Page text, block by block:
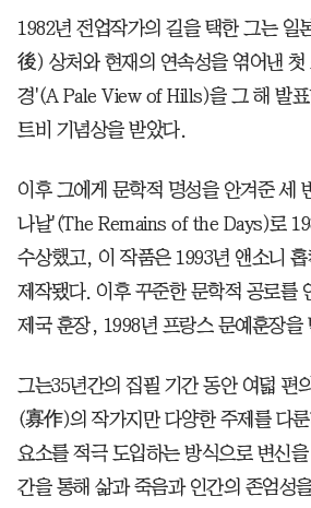
1982년 전업작가의 길을 택한 그는 일
後) 상처와 현재의 연속성을 엮어낸
경'(A Pale View of Hills)을 그 해 발
트비 기념상을 받았다.
이후 그에게 문학적 명성을 안겨준 세
나날'(The Remains of the Days)로
수상했고, 이 작품은 1993년 앤소니
제작됐다. 이후 꾸준한 문학적 공로를
제국 훈장, 1998년 프랑스 문예훈장을
그는35년간의 집필 기간 동안 여덟 편
(寡作)의 작가지만 다양한 주제를 다
요소를 적극 도입하는 방식으로 변신
간을 통해 삶과 죽음과 인간의 존엄성